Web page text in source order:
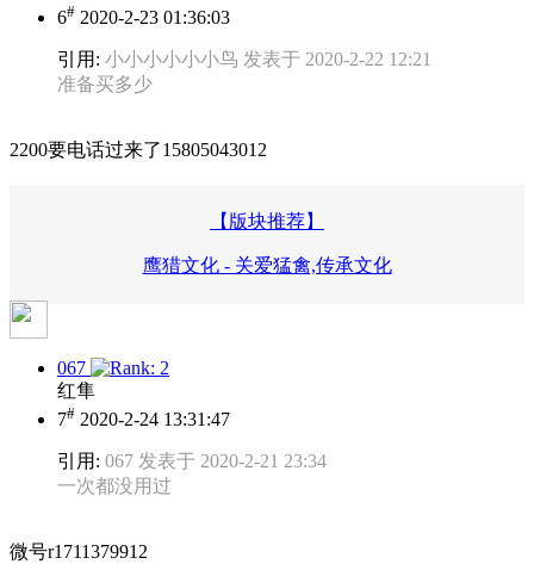
6# 2020-2-23 01:36:03
引用: 小小小小小小鸟 发表于 2020-2-22 12:21
准备买多少
2200要电话过来了15805043012
【版块推荐】
鹰猎文化 - 关爱猛禽,传承文化
067
红隼
7# 2020-2-24 13:31:47
引用: 067 发表于 2020-2-21 23:34
一次都没用过
微号r1711379912